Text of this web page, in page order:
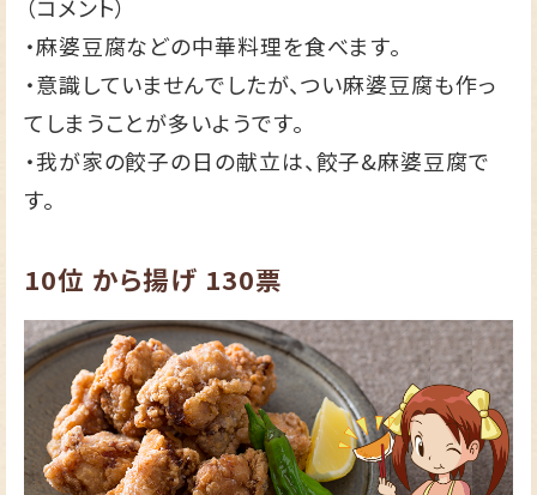
（コメント）
・麻婆豆腐などの中華料理を食べます。
・意識していませんでしたが、つい麻婆豆腐も作っ
てしまうことが多いようです。
・我が家の餃子の日の献立は、餃子&麻婆豆腐で
す。
10位 から揚げ 130票